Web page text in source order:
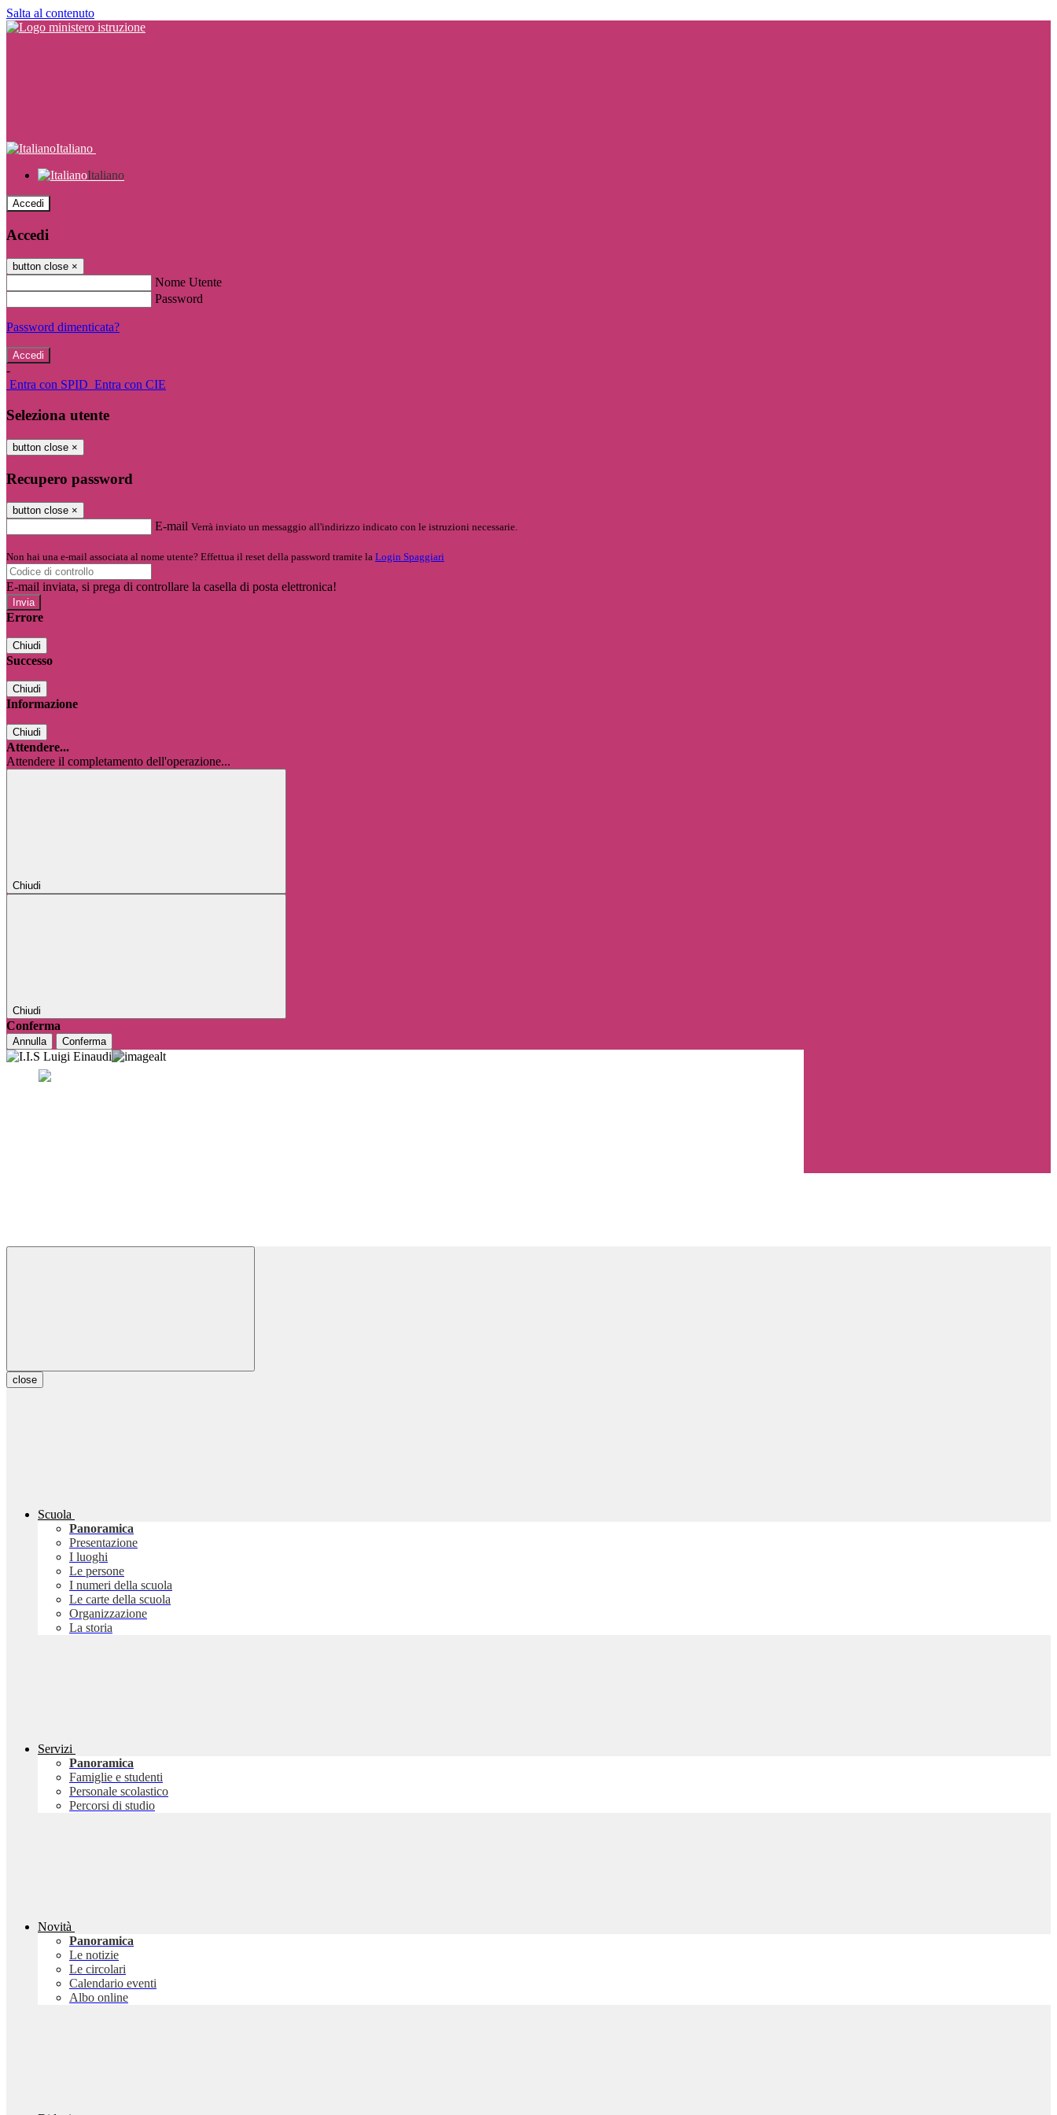
Salta al contenuto
Italiano
Italiano
Accedi
Accedi
button close ×
Nome Utente
Password
Password dimenticata?
-
Entra con SPID Entra con CIE
Seleziona utente
button close ×
Recupero password
button close ×
E-mail Verrà inviato un messaggio all'indirizzo indicato con le istruzioni necessarie.
Non hai una e-mail associata al nome utente? Effettua il reset della password tramite la Login Spaggiari
E-mail inviata, si prega di controllare la casella di posta elettronica!
Errore
Chiudi
Successo
Chiudi
Informazione
Chiudi
Attendere...
Attendere il completamento dell'operazione...
Chiudi
Chiudi
Conferma
Annulla Conferma
close
Scuola
Panoramica
Presentazione
I luoghi
Le persone
I numeri della scuola
Le carte della scuola
Organizzazione
La storia
Servizi
Panoramica
Famiglie e studenti
Personale scolastico
Percorsi di studio
Novità
Panoramica
Le notizie
Le circolari
Calendario eventi
Albo online